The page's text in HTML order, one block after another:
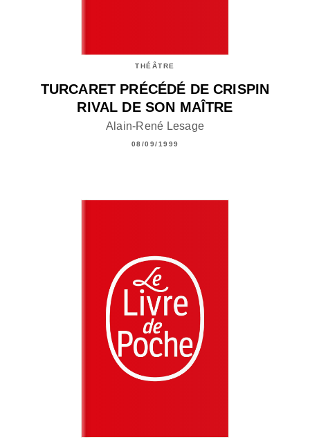
THÉÂTRE
TURCARET PRÉCÉDÉ DE CRISPIN
RIVAL DE SON MAÎTRE
Alain-René Lesage
08/09/1999